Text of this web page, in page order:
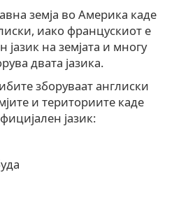
земја во Америка каде
иако францускиот е
јазик на земјата и многу
двата јазика.
зборуваат англиски
и териториите каде
јазик: